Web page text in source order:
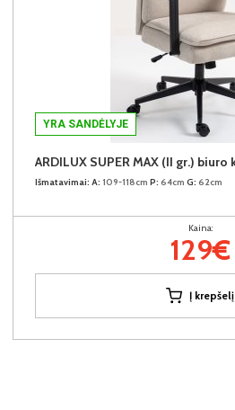
YRA SANDĖLYJE
Išmatavimai: A: 109-118cm P: 64cm G: 62cm
Kaina:
129€
Į krepšelį